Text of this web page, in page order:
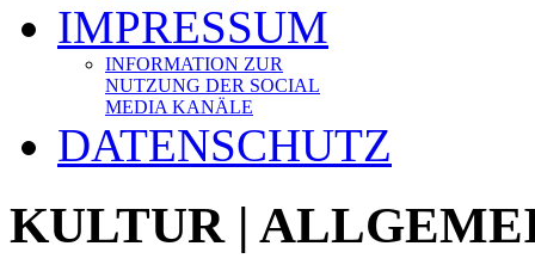
IMPRESSUM
INFORMATION ZUR
NUTZUNG DER SOCIAL
MEDIA KANÄLE
DATENSCHUTZ
KULTUR |